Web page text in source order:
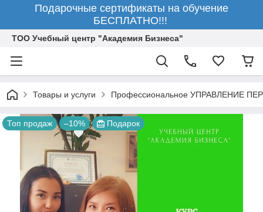
Подарочные сертификаты на обучение
БЕСПЛАТНО!!!
ТОО Учебный центр "Академия Бизнеса"
Товары и услуги Профессиональное УПРАВЛЕНИЕ
Топ продаж –10% Подарок